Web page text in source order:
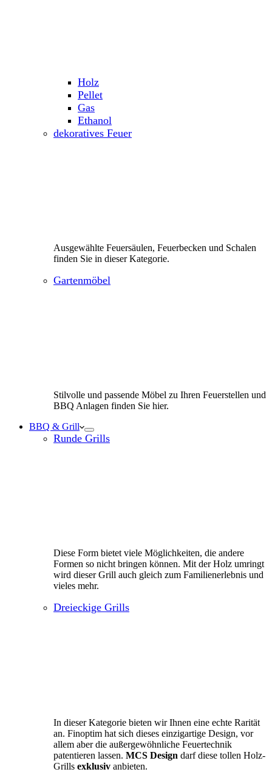
Holz
Pellet
Gas
Ethanol
dekoratives Feuer
Ausgewählte Feuersäulen, Feuerbecken und Schalen
finden Sie in dieser Kategorie.
Gartenmöbel
Stilvolle und passende Möbel zu Ihren Feuerstellen und
BBQ Anlagen finden Sie hier.
BBQ & Grill
Runde Grills
Diese Form bietet viele Möglichkeiten, die andere
Formen so nicht bringen können. Mit der Holz umringt
wird dieser Grill auch gleich zum Familienerlebnis und
vieles mehr.
Dreieckige Grills
In dieser Kategorie bieten wir Ihnen eine echte Rarität
an. Finoptim hat sich dieses einzigartige Design, vor
allem aber die außergewöhnliche Feuertechnik
patentieren lassen. MCS Design darf diese tollen Holz-
Grills exklusiv anbieten.